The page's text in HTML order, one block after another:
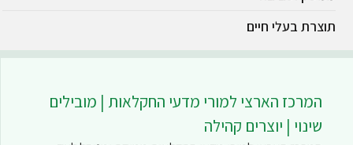
תוצרת בעלי חיים
המרכז הארצי למורי מדעי החקלאות | מובילים
שינוי | יוצרים קהילה